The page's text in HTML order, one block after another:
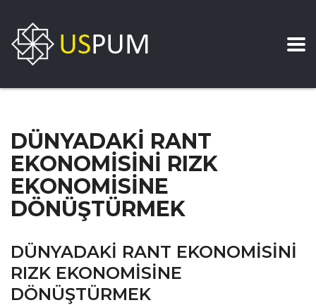
DÜNYADAKİ RANT
EKONOMİSİNİ RIZK
EKONOMİSİNE
DÖNÜŞTÜRMEK
DÜNYADAKİ RANT EKONOMİSİNİ
RIZK EKONOMİSİNE
DÖNÜŞTÜRMEK